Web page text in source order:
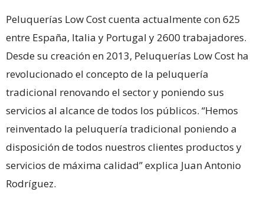
Peluquerías Low Cost cuenta actualmente con 625
entre España, Italia y Portugal y 2600 trabajadores.
Desde su creación en 2013, Peluquerías Low Cost ha
revolucionado el concepto de la peluquería
tradicional renovando el sector y poniendo sus
servicios al alcance de todos los públicos. “Hemos
reinventado la peluquería tradicional poniendo a
disposición de todos nuestros clientes productos y
servicios de máxima calidad” explica Juan Antonio
Rodríguez.